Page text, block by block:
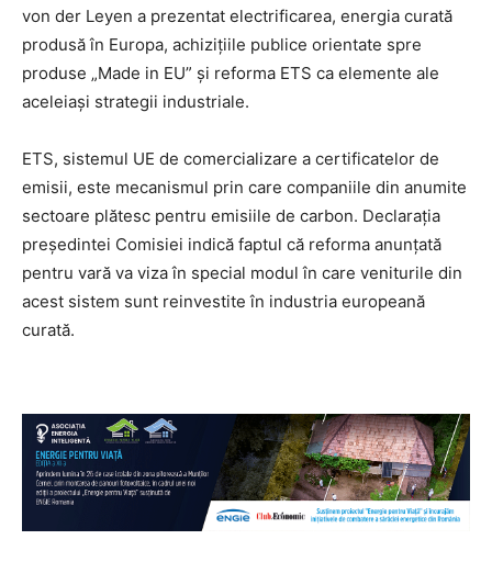
von der Leyen a prezentat electrificarea, energia curată
produsă în Europa, achizițiile publice orientate spre
produse „Made in EU” și reforma ETS ca elemente ale
aceleiași strategii industriale.
ETS, sistemul UE de comercializare a certificatelor de
emisii, este mecanismul prin care companiile din anumite
sectoare plătesc pentru emisiile de carbon. Declarația
președintei Comisiei indică faptul că reforma anunțată
pentru vară va viza în special modul în care veniturile din
acest sistem sunt reinvestite în industria europeană
curată.